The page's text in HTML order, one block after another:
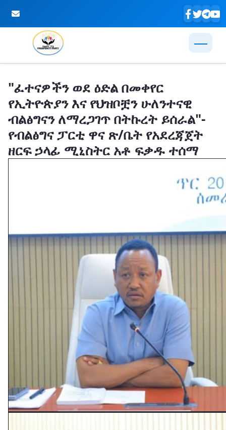
"ፈተናዎችን ወደ ዕድል በመቀየር
የኢትዮጵያን እና የህዝቦቿን ሁለንተናዊ
ብልፅግናን ለማረጋገጥ በትኩረት ይሰራል"-
የብልፅግና ፓርቲ ዋና ጽ/ቤት የአደረጃጀት
ዘርፍ ኃላፊ ሚኒስትር አቶ ፍቃዱ ተሰማ